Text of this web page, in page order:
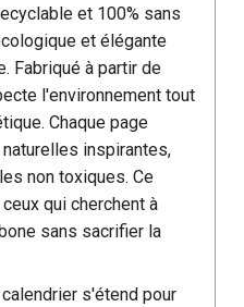
et 100% sans
et élégante
Fabriqué à partir de
l'environnement tout
Chaque page
inspirantes,
non toxiques. Ce
qui cherchent à
sans sacrifier la
s'étend pour